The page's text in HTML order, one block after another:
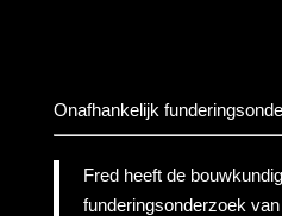
Onafhankelijk
Fred heeft de
funderingsonderzoek